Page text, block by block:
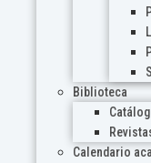
Biblioteca
Calendario